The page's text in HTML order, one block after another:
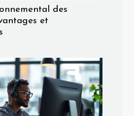
des
et